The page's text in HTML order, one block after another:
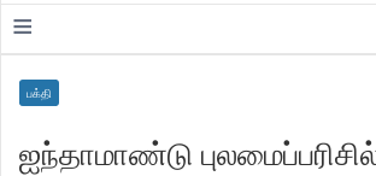
≡
பக்தி
ஐந்தாமாண்டு